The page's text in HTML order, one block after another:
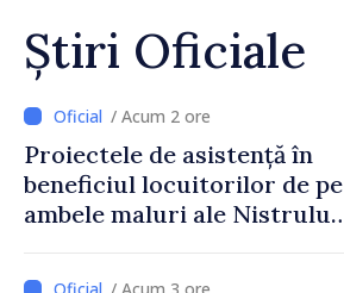
Știri Oficiale
/ Acum 2 ore
Proiectele de asistență în
beneficiul locuitorilor de pe
ambele maluri ale Nistrului
viceprim-ministrului cu